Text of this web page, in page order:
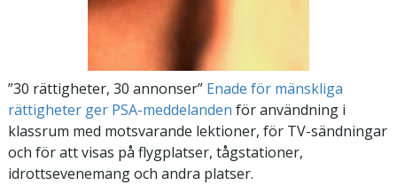
”30 rättigheter, 30 annonser” Enade för mänskliga
rättigheter ger PSA-meddelanden för användning i
klassrum med motsvarande lektioner, för TV-sändningar
och för att visas på flygplatser, tågstationer,
idrottsevenemang och andra platser.